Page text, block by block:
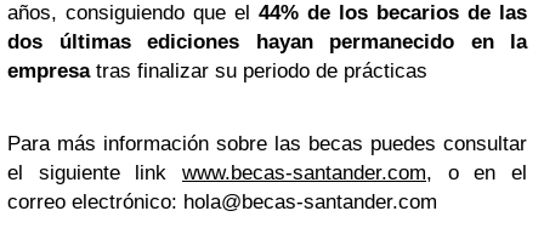
años, consiguiendo que el 44% de los becarios de las
dos últimas ediciones hayan permanecido en la
empresa tras finalizar su periodo de prácticas
Para más información sobre las becas puedes consultar
el siguiente link www.becas-santander.com, o en el
correo electrónico: hola@becas-santander.com